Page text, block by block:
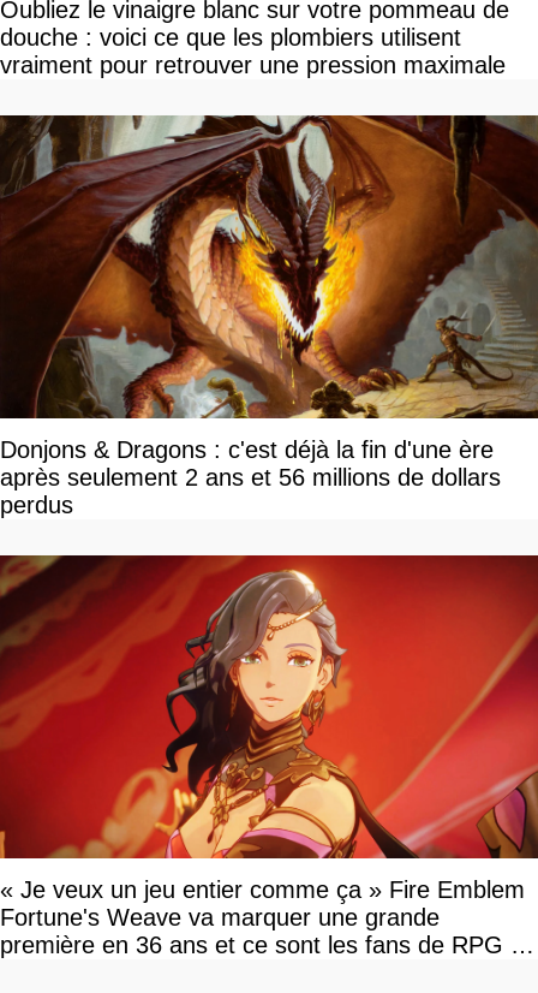
Oubliez le vinaigre blanc sur votre pommeau de
douche : voici ce que les plombiers utilisent
vraiment pour retrouver une pression maximale
Donjons & Dragons : c'est déjà la fin d'une ère
après seulement 2 ans et 56 millions de dollars
perdus
« Je veux un jeu entier comme ça » Fire Emblem
Fortune's Weave va marquer une grande
première en 36 ans et ce sont les fans de RPG en